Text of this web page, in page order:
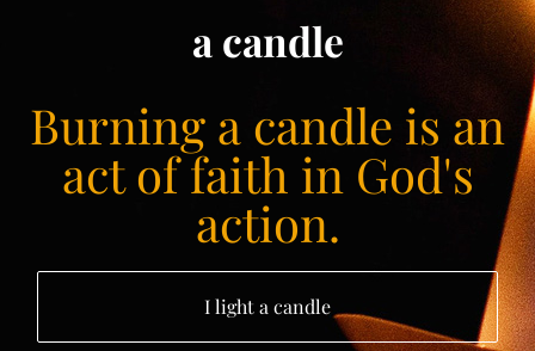
a candle
Burning a candle is an
act of faith in God's
action.
I light a candle